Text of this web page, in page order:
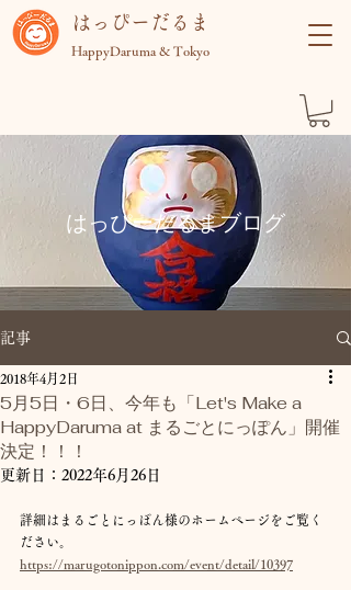
HappyDaruma & Tokyo
​はっぴーだるま
​はっぴーだるまブログ
記事
5月5日・6日、今年も「Let's Make a
HappyDaruma at まるごとにっぽん」開催
決定！！！
2018年4月2日
更新日： 2022年6月26日
詳細はまるごとにっぽん様のホームページをご覧く
ださい。
https://marugotonippon.com/event/detail/10397